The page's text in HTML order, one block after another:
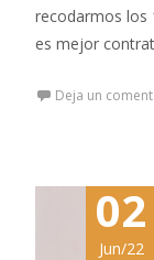
recodarmos los
es mejor
Deja un
02
Jun/22